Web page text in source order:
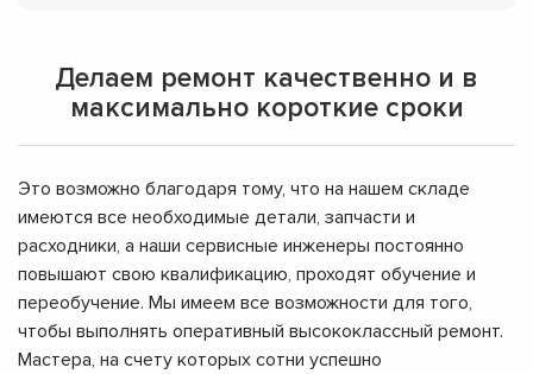
Делаем ремонт качественно и в
максимально короткие сроки
Это возможно благодаря тому, что на нашем складе
имеются все необходимые детали, запчасти и
расходники, а наши сервисные инженеры постоянно
повышают свою квалификацию, проходят обучение и
переобучение. Мы имеем все возможности для того,
чтобы выполнять оперативный высококлассный ремонт.
Мастера, на счету которых сотни успешно